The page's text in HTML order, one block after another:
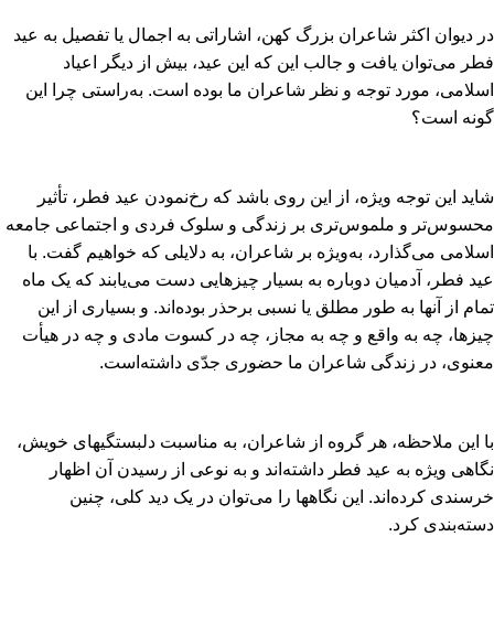
در دیوان اکثر شاعران بزرگ کهن، اشاراتى به اجمال یا تفصیل به عید
فطر مى‏‌توان یافت و جالب این که این عید، بیش از دیگر اعیاد
اسلامى، مورد توجه و نظر شاعران ما بوده است. به‏‌راستى چرا این
گونه است؟
شاید این توجه ویژه، از این روى باشد که رخ‏‌نمودن عید فطر، تأثیر
محسوس‏‌تر و ملموس‏‌ترى بر زندگى و سلوک فردى و اجتماعى جامعه
اسلامى مى‏‌گذارد، به‏‌ویژه بر شاعران، به دلایلى که خواهیم گفت. با
عید فطر، آدمیان دوباره به بسیار چیزهایى دست مى‏‌یابند که یک ماه
تمام از آنها به طور مطلق یا نسبى برحذر بوده‏‌اند. و بسیارى از این
چیزها، چه به واقع و چه به مجاز، چه در کسوت مادى و چه در هیأت
معنوى، در زندگى شاعران ما حضورى جدّى داشته‏‌است.
با این ملاحظه، هر گروه از شاعران، به مناسبت دلبستگیهاى خویش،
نگاهى ویژه به عید فطر داشته‏‌اند و به نوعى از رسیدن آن اظهار
خرسندى کرده‏‌اند. این نگاهها را مى‏‌توان در یک دید کلى، چنین
دسته‏‌بندى کرد.